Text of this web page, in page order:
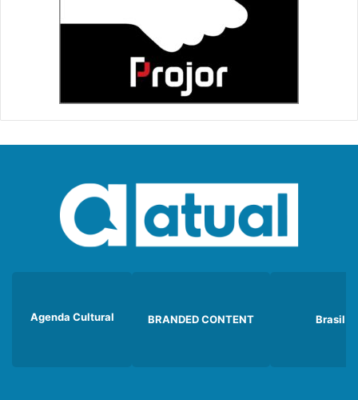
Agenda Cultural BRANDED CONTENT Brasil